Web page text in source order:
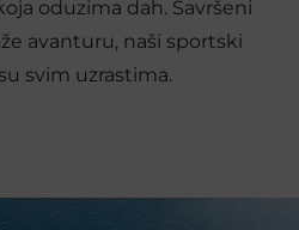
oduzima dah. Savršeni
avanturu, naši sportski
svim uzrastima.